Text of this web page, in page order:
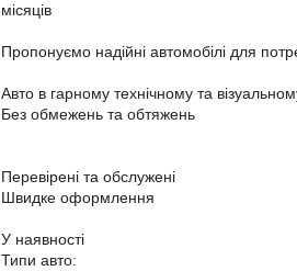
місяців
Пропонуємо надійні автомобілі для
Авто в гарному технічному та
Без обмежень та обтяжень
Перевірені та обслужені
Швидке оформлення
У наявності
Типи авто: